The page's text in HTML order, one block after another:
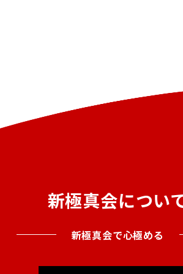
新極真会につい
新極真会で心極める